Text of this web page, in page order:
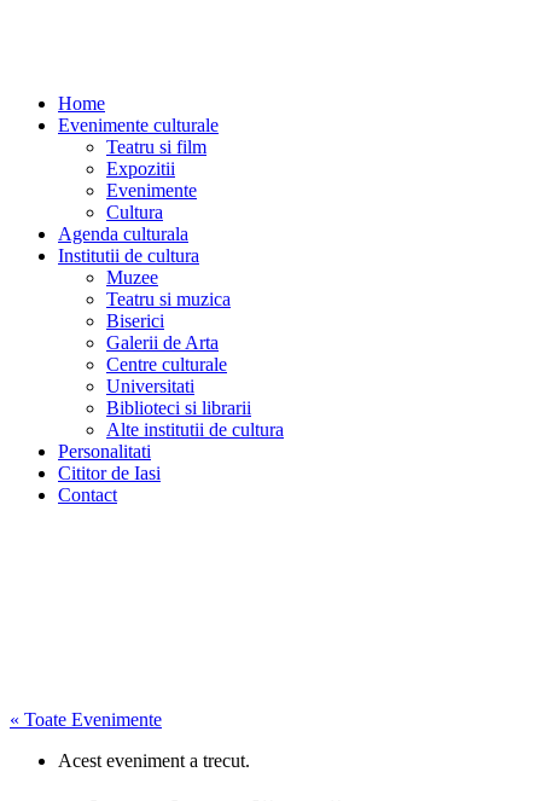
Home
Evenimente culturale
Teatru si film
Expozitii
Evenimente
Cultura
Agenda culturala
Institutii de cultura
Muzee
Teatru si muzica
Biserici
Galerii de Arta
Centre culturale
Universitati
Biblioteci si librarii
Alte institutii de cultura
Personalitati
Cititor de Iasi
Contact
« Toate Evenimente
Acest eveniment a trecut.